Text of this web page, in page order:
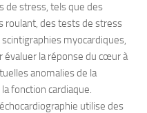
de stress, tels que des
roulant, des tests de stress
myocardiques,
évaluer la réponse du cœur à
anomalies de la
fonction cardiaque.
utilise des